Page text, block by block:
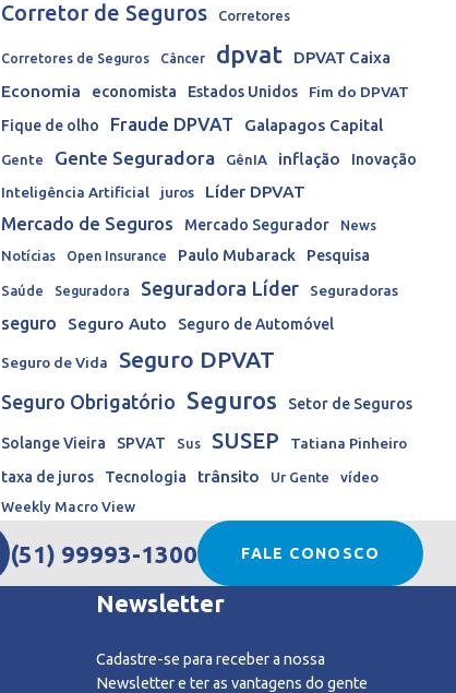
Corretor de Seguros Corretores
Corretores de Seguros Câncer dpvat
DPVAT Caixa
Economia
economista Estados Unidos
Fim do DPVAT
Fique de olho
Fraude DPVAT Galapagos Capital
Gente Gente Seguradora GênIA inflação
Inovação
Inteligência Artificial
juros
Líder DPVAT
Mercado de Seguros
Mercado Segurador
News
Notícias
Open Insurance Paulo Mubarack Pesquisa
Saúde Seguradora Seguradora Líder Seguradoras
seguro Seguro Auto Seguro de Automóvel
Seguro de Vida Seguro DPVAT
Seguro Obrigatório Seguros Setor de Seguros
Solange Vieira SPVAT Sus SUSEP
Tatiana Pinheiro
taxa de juros
Tecnologia trânsito Ur Gente
vídeo
Weekly Macro View
(51) 99993-1300 FALE CONOSCO
Newsletter
Cadastre-se para receber a nossa
Newsletter e ter as vantagens do gente